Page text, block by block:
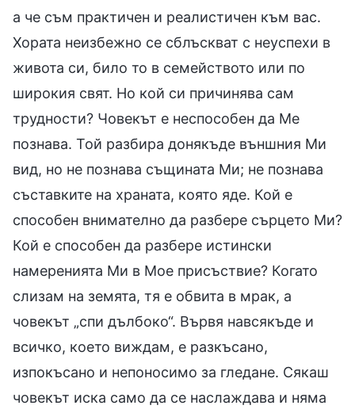
а че съм практичен и реалистичен към вас.
Хората неизбежно се сблъскват с неуспехи в
живота си, било то в семейството или по
широкия свят. Но кой си причинява сам
трудности? Човекът е неспособен да Ме
познава. Той разбира донякъде външния Ми
вид, но не познава същината Ми; не познава
съставките на храната, която яде. Кой е
способен внимателно да разбере сърцето Ми?
Кой е способен да разбере истински
намеренията Ми в Мое присъствие? Когато
слизам на земята, тя е обвита в мрак, а
човекът „спи дълбоко“. Вървя навсякъде и
всичко, което виждам, е разкъсано,
изпокъсано и непоносимо за гледане. Сякаш
човекът иска само да се наслаждава и няма